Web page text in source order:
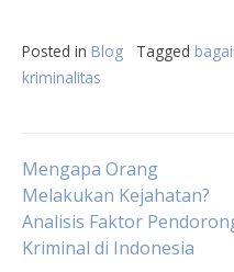
Posted in Blog Tagged
kriminalitas
Post
navigation
Mengapa Orang
Melakukan Kejahatan?
Analisis Faktor
Kriminal di Indonesia